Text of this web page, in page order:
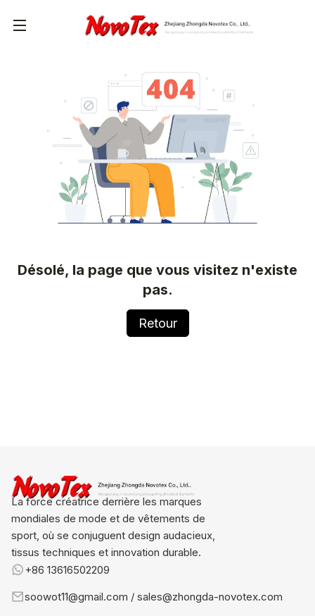
Désolé, la page que vous visitez n'existe
pas.
Retour
La force créatrice derrière les marques
mondiales de mode et de vêtements de
sport, où se conjuguent design audacieux,
tissus techniques et innovation durable.
+86 13616502209
soowot11@gmail.com / sales@zhongda-novotex.com